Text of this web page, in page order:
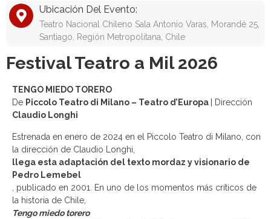
Ubicación Del Evento:
Teatro Nacional Chileno Sala Antonio Varas, Morandé 25,
Santiago, Región Metropolitana, Chile
Festival Teatro a Mil 2026
TENGO MIEDO TORERO
De Piccolo Teatro di Milano – Teatro d’Europa
| Dirección
Claudio Longhi
Estrenada en enero de 2024 en el Piccolo Teatro di Milano, con
la dirección de Claudio Longhi,
llega esta adaptación del texto mordaz y visionario de
Pedro Lemebel
, publicado en 2001. En uno de los momentos más críticos de
la historia de Chile,
Tengo miedo torero